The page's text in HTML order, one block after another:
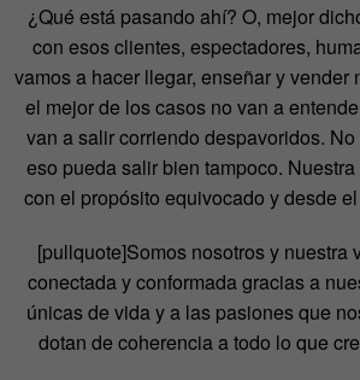
¿Qué está pasando ahí? O, mejor
con esos clientes, espectadores,
vamos a hacer llegar, enseñar y vender
el mejor de los casos no van a
van a salir corriendo despavoridos.
eso pueda salir bien tampoco.
con el propósito equivocado y desde
[pullquote]Somos nosotros y nuestra
conectada y conformada gracias a
únicas de vida y a las pasiones que
dotan de coherencia a todo lo que